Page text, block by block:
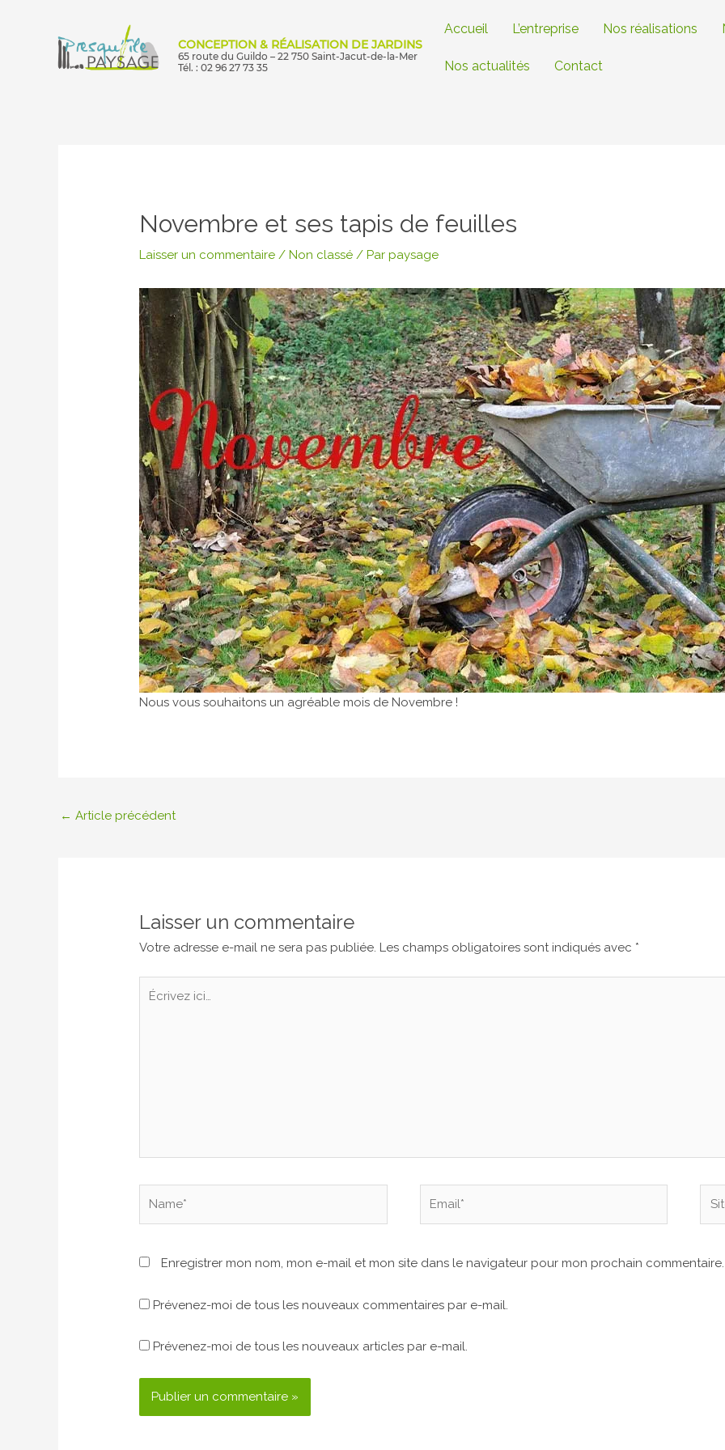
CONCEPTION & RÉALISATION DE JARDINS
65 route du Guildo – 22 750 Saint-Jacut-de-la-Mer
Tél. : 02 96 27 73 35
Accueil L’entreprise Nos réalisations
Nos actualités Contact
Novembre et ses tapis de feuilles
Laisser un commentaire /Non classé / Parpaysage
Nous vous souhaitons un agréable mois de Novembre !
← Article précédent
Laisser un commentaire
Votre adresse e-mail ne sera pas publiée. Les champs obligatoires sont indiqués avec *
Enregistrer mon nom, mon e-mail et mon site dans le navigateur pour mon prochain commentaire.
Prévenez-moi de tous les nouveaux commentaires par e-mail.
Prévenez-moi de tous les nouveaux articles par e-mail.